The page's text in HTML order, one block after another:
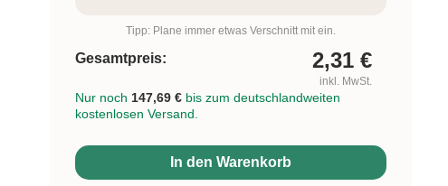
Tipp: Plane immer etwas Verschnitt mit ein.
Gesamtpreis: 2,31 €
inkl. MwSt.
Nur noch 147,69 € bis zum deutschlandweiten
kostenlosen Versand.
In den Warenkorb